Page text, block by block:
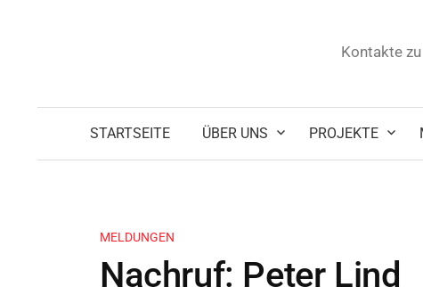
Kontakte
STARTSEITE ÜBER UNS PROJEKTE
MELDUNGEN
Nachruf: Peter Lind